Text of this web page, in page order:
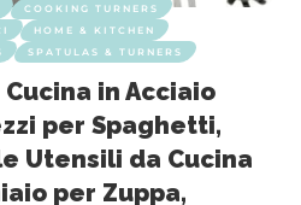
COOKING TURNERS
HOME & KITCHEN
SPATULAS & TURNERS
in Acciaio
per Spaghetti,
Utensili da Cucina
per Zuppa,